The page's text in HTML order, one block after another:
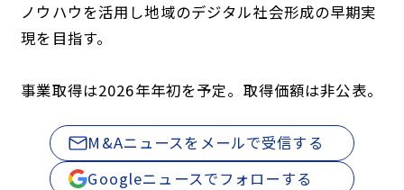
ノウハウを活用し地域のデジタル社会形成の早期実
現を目指す。
事業取得は2026年年初を予定。取得価額は非公表。
M&Aニュースをメールで受信する
Googleニュースでフォローする